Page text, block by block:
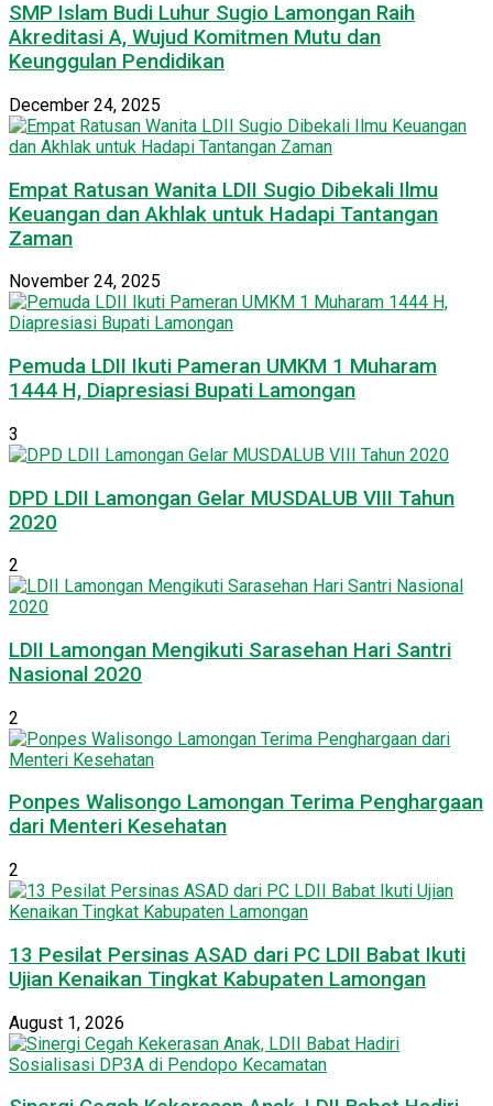
SMP Islam Budi Luhur Sugio Lamongan Raih
Akreditasi A, Wujud Komitmen Mutu dan
Keunggulan Pendidikan
December 24, 2025
Empat Ratusan Wanita LDII Sugio Dibekali Ilmu
Keuangan dan Akhlak untuk Hadapi Tantangan
Zaman
November 24, 2025
Pemuda LDII Ikuti Pameran UMKM 1 Muharam
1444 H, Diapresiasi Bupati Lamongan
3
DPD LDII Lamongan Gelar MUSDALUB VIII Tahun
2020
2
LDII Lamongan Mengikuti Sarasehan Hari Santri
Nasional 2020
2
Ponpes Walisongo Lamongan Terima Penghargaan
dari Menteri Kesehatan
2
13 Pesilat Persinas ASAD dari PC LDII Babat Ikuti
Ujian Kenaikan Tingkat Kabupaten Lamongan
August 1, 2026